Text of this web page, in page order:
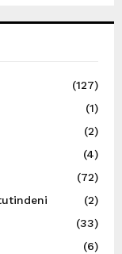
(127)
(1)
(2)
(4)
(72)
(2)
(33)
(6)